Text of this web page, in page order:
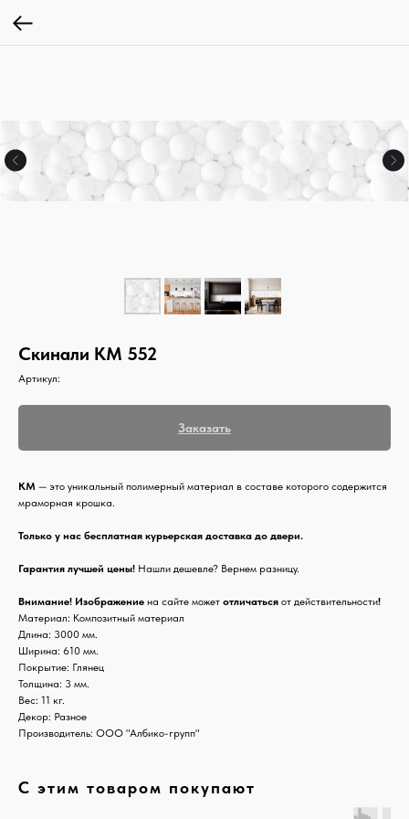
Скинали КМ 552
Артикул:
Заказать
КМ — это уникальный полимерный материал в составе которого содержится
мраморная крошка.
Только у нас бесплатная курьерская доставка до двери.
Гарантия лучшей цены! Нашли дешевле? Вернем разницу.
Внимание! Изображение на сайте может отличаться от действительности!
Материал: Композитный материал
Длина: 3000 мм.
Ширина: 610 мм.
Покрытие: Глянец
Толщина: 3 мм.
Вес: 11 кг.
Декор: Разное
Производитель: ООО "Албико-групп"
С этим товаром покупают